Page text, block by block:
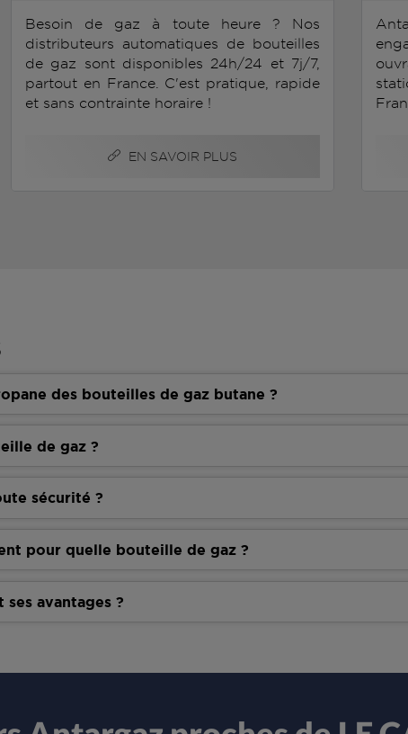
Besoin de gaz à toute heure ? Nos
distributeurs automatiques de bouteilles
de gaz sont disponibles 24h/24 et 7j/7,
partout en France. C'est pratique, rapide
et sans contrainte horaire !
EN SAVOIR PLUS
des bouteilles de gaz butane ?
de gaz ?
sécurité ?
pour quelle bouteille de gaz ?
ses avantages ?